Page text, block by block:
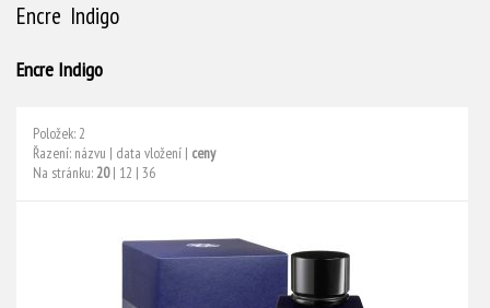
Encre Indigo
Encre Indigo
Položek: 2
Řazení: názvu | data vložení | ceny
Na stránku:20| 12 | 36